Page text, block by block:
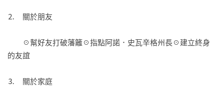
——約翰‧柏格（John C. Bogle）／已故先鋒集團（Vanguard
Group）創辦人
最令投資人傾倒的是巴菲特的思想與哲學。珍娜‧羅渥輯錄巴
⒉　關於朋友
☉幫好友打破藩籬☉指點阿諾．史瓦辛格州長☉建立終身
的友誼
⒊　關於家庭